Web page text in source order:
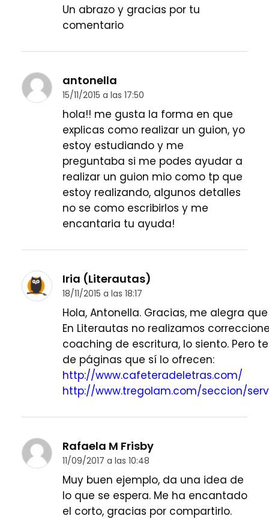
Un abrazo y gracias por tu
comentario
antonella
15/11/2015 a las 17:50
hola!! me gusta la forma en que
explicas como realizar un guion, yo
estoy estudiando y me
preguntaba si me podes ayudar a
realizar un guion mio como tp que
estoy realizando, algunos detalles
no se como escribirlos y me
encantaria tu ayuda!
Iria (Literautas)
18/11/2015 a las 18:17
Hola, Antonella. Gracias, me alegra
En Literautas no realizamos
coaching de escritura, lo siento. Pero
de páginas que sí lo ofrecen:
http://www.cafeteradeletras.com/
http://www.tregolam.com/seccion/
Rafaela M Frisby
11/09/2017 a las 10:48
Muy buen ejemplo, da una idea de
lo que se espera. Me ha encantado
el corto, gracias por compartirlo.